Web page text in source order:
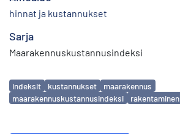
hinnat ja kustannukset
Sarja
Maarakennuskustannusindeksi
Avainsanat
indeksit kustannukset
maarakennus
maarakennuskustannusindeksi
rakentaminen